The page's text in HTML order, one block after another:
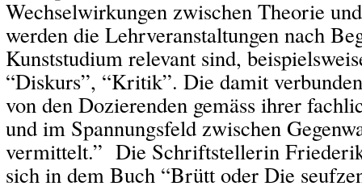
Wechselwirkungen zwischen Theorie
werden die Lehrveranstaltungen nach
Kunststudium relevant sind,
“Diskurs”, “Kritik”. Die damit
von den Dozierenden gemäss ihrer
und im Spannungsfeld zwischen
vermittelt.” Die Schriftstellerin
sich in dem Buch “Brütt oder Die